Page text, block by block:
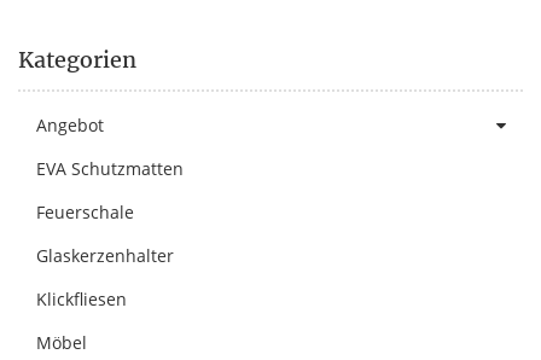
Kategorien
Angebot
EVA Schutzmatten
Feuerschale
Glaskerzenhalter
Klickfliesen
Möbel